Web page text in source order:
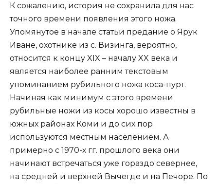
К сожалению, история не сохранила для нас
точного времени появления этого ножа.
Упомянутое в начале статьи предание о Ярук
Иване, охотнике из с. Визинга, вероятно,
относится к концу XIX – началу XX века и
является наиболее ранним текстовым
упоминанием рубильного ножа коса-пурт.
Начиная как минимум с этого времени
рубильные ножи из косы хорошо известны в
южных районах Коми и до сих пор
используются местным населением. А
примерно с 1970-х гг. прошлого века они
начинают встречаться уже гораздо севернее,
на средней и верхней Вычегде и на Печоре. По